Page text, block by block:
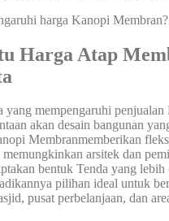
harga Kanopi Membran?
Harga Atap
yang mempengaruhi
akan desain bangunan
Membranmemberikan
memungkinkan arsitek dan
bentuk Tenda yang lebih
pilihan ideal untuk
pusat perbelanjaan, dan